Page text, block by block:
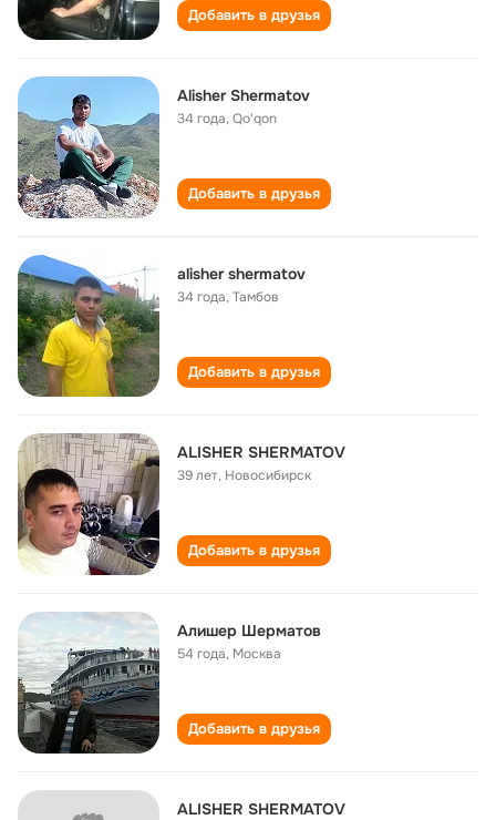
Добавить в друзья
Alisher Shermatov
34 года,Qo'qon
Добавить в друзья
alisher shermatov
34 года,Тамбов
Добавить в друзья
ALISHER SHERMATOV
39 лет, Новосибирск
Добавить в друзья
Алишер Шерматов
54 года, Москва
Добавить в друзья
ALISHER SHERMATOV